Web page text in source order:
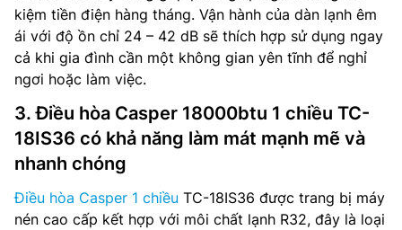
kiệm tiền điện hàng tháng. Vận hành của dàn lạnh êm
ái với độ ồn chỉ 24 – 42 dB sẽ thích hợp sử dụng ngay
cả khi gia đình cần một không gian yên tĩnh để nghỉ
ngơi hoặc làm việc.
3. Điều hòa Casper 18000btu 1 chiều TC-
18IS36 có khả năng làm mát mạnh mẽ và
nhanh chóng
Điều hòa Casper 1 chiều TC-18IS36 được trang bị máy
nén cao cấp kết hợp với môi chất lạnh R32, đây là loại